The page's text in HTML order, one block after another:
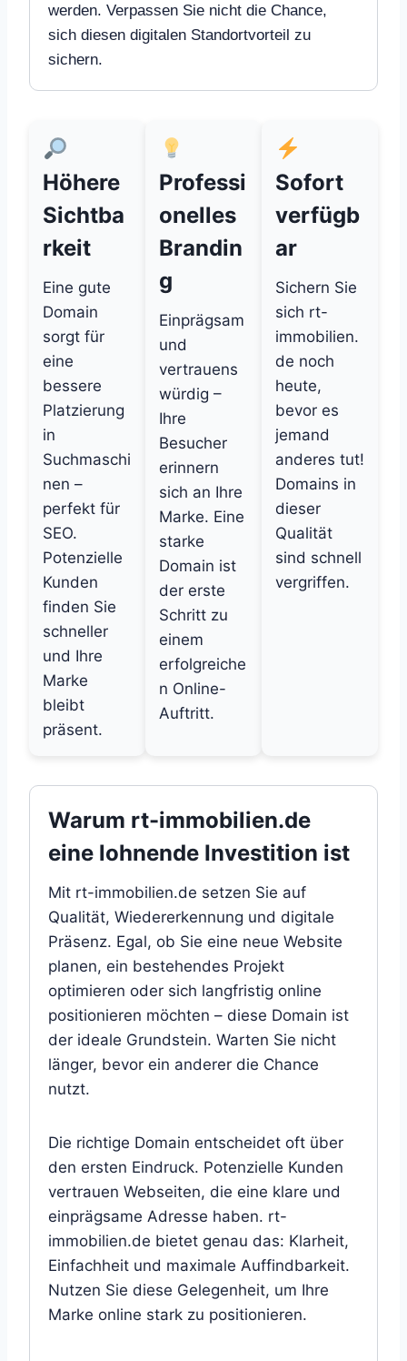
werden. Verpassen Sie nicht die Chance,
sich diesen digitalen Standortvorteil zu
sichern.
Höhere
Sichtba
rkeit
Eine gute
Domain
sorgt für
eine
bessere
Platzierung
in
Suchmaschi
nen –
perfekt für
SEO.
Potenzielle
Kunden
finden Sie
schneller
und Ihre
Marke
bleibt
präsent.
Professi
onelles
Brandin
g
Einprägsam
und
vertrauens
würdig –
Ihre
Besucher
erinnern
sich an Ihre
Marke. Eine
starke
Domain ist
der erste
Schritt zu
einem
erfolgreiche
n Online-
Auftritt.
Sofort
verfügb
ar
Sichern Sie
sich rt-
immobilien.
de noch
heute,
bevor es
jemand
anderes tut!
Domains in
dieser
Qualität
sind schnell
vergriffen.
Warum rt-immobilien.de
eine lohnende Investition ist
Mit rt-immobilien.de setzen Sie auf
Qualität, Wiedererkennung und digitale
Präsenz. Egal, ob Sie eine neue Website
planen, ein bestehendes Projekt
optimieren oder sich langfristig online
positionieren möchten – diese Domain ist
der ideale Grundstein. Warten Sie nicht
länger, bevor ein anderer die Chance
nutzt.
Die richtige Domain entscheidet oft über
den ersten Eindruck. Potenzielle Kunden
vertrauen Webseiten, die eine klare und
einprägsame Adresse haben. rt-
immobilien.de bietet genau das: Klarheit,
Einfachheit und maximale Auffindbarkeit.
Nutzen Sie diese Gelegenheit, um Ihre
Marke online stark zu positionieren.